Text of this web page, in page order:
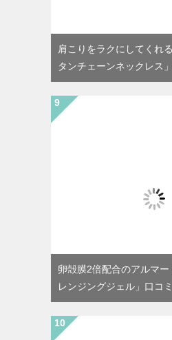
肩こりをラクにしてくれ
タンチェーンネックレス
卵殻膜2倍配合のアルマ
レンジングジェル」口コミ